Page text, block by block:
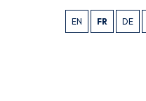
EN FR DE